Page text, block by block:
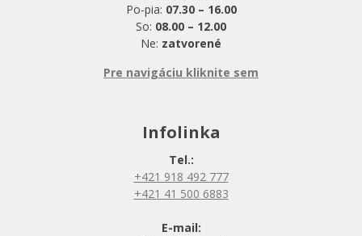
Po-pia: 07.30 – 16.00
So: 08.00 – 12.00
Ne: zatvorené
Pre navigáciu kliknite sem
Infolinka
Tel.:
+421 918 492 777
+421 41 500 6883
E-mail: